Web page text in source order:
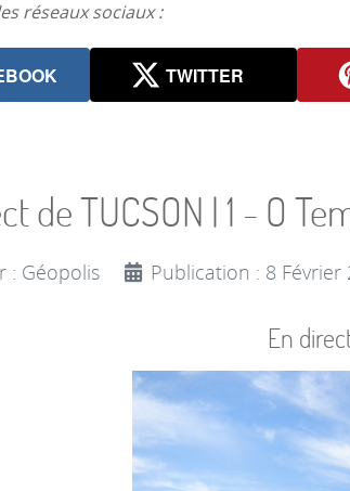
réseaux sociaux :
TWITTER
de TUCSON | 1 - O
: Géopolis Publication : 8 Février
En